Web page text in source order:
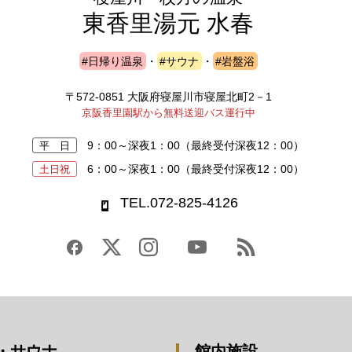
東香里湯元 水春
#日帰り温泉 ・ #サウナ ・ #岩盤浴
〒572-0851 大阪府寝屋川市寝屋北町2－1
京阪香里園駅から無料送迎バス運行中
平 日 9：00～深夜1：00（最終受付深夜12：00）
土日祝 6：00～深夜1：00（最終受付深夜12：00）
TEL.072-825-4126